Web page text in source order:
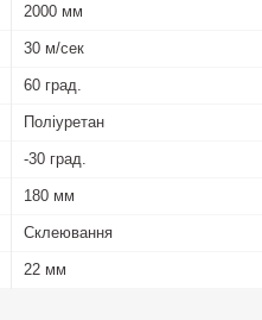
2000 мм
30 м/сек
60 град.
Поліуретан
-30 град.
180 мм
Склеювання
22 мм